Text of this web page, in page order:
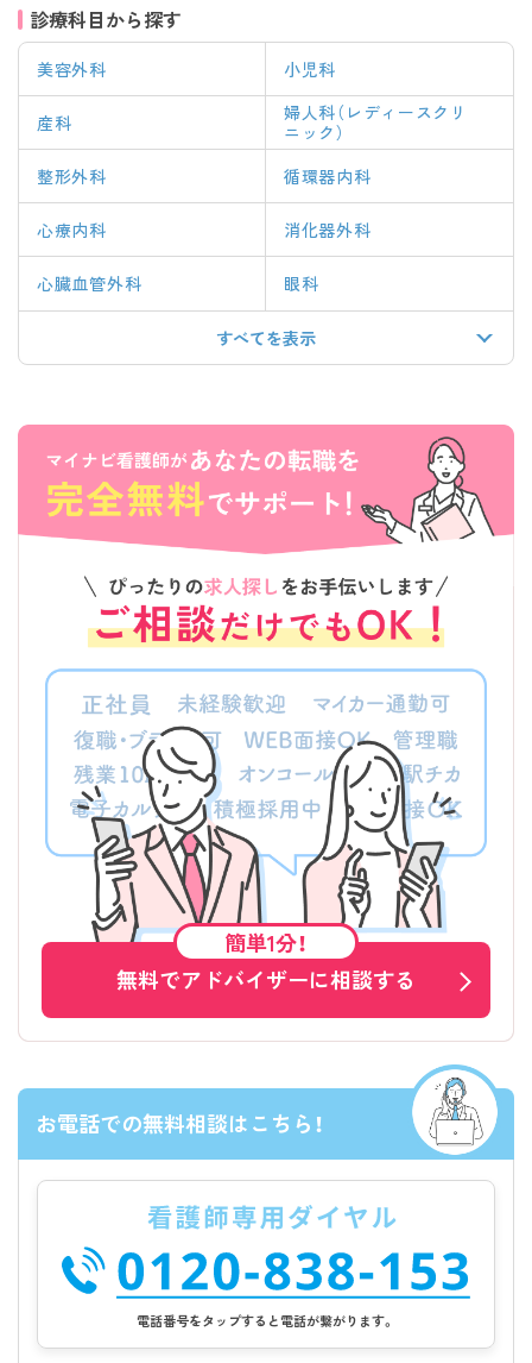
診療科目から探す
美容外科 小児科
産科
婦人科（レディースクリ
ニック）
整形外科
循環器内科
心療内科 消化器外科
心臓血管外科 眼科
すべてを表示
簡単1分！
無料でアドバイザーに相談する
お電話での無料相談はこちら！
電話番号をタップすると電話が繋がります。